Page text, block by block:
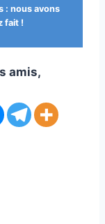
: nous avons
fait !
amis,